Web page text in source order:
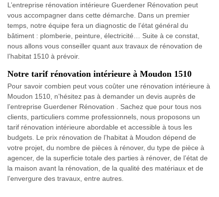
L’entreprise rénovation intérieure Guerdener Rénovation peut
vous accompagner dans cette démarche. Dans un premier
temps, notre équipe fera un diagnostic de l’état général du
bâtiment : plomberie, peinture, électricité… Suite à ce constat,
nous allons vous conseiller quant aux travaux de rénovation de
l’habitat 1510 à prévoir.
Notre tarif rénovation intérieure à Moudon 1510
Pour savoir combien peut vous coûter une rénovation intérieure à
Moudon 1510, n’hésitez pas à demander un devis auprès de
l’entreprise Guerdener Rénovation . Sachez que pour tous nos
clients, particuliers comme professionnels, nous proposons un
tarif rénovation intérieure abordable et accessible à tous les
budgets. Le prix rénovation de l’habitat à Moudon dépend de
votre projet, du nombre de pièces à rénover, du type de pièce à
agencer, de la superficie totale des parties à rénover, de l’état de
la maison avant la rénovation, de la qualité des matériaux et de
l’envergure des travaux, entre autres.